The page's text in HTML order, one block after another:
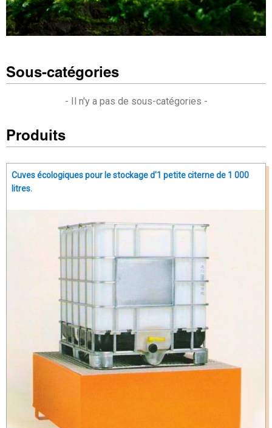
Sous-catégories
- Il n'y a pas de sous-catégories -
Produits
Cuves écologiques pour le stockage d'1 petite citerne de 1 000
litres.